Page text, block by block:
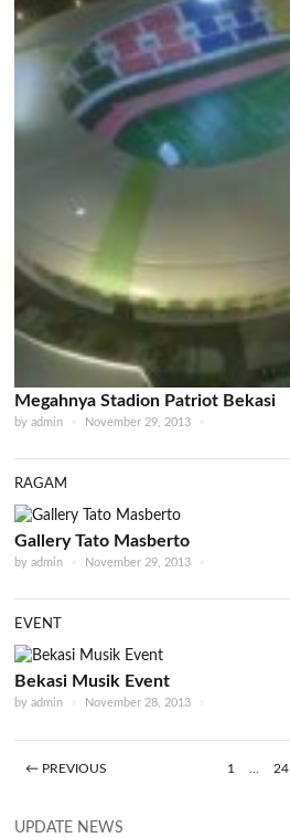
Megahnya Stadion Patriot Bekasi
byadmin × November 29, 2013 ×
RAGAM
Gallery Tato Masberto
byadmin × November 29, 2013 ×
EVENT
Bekasi Musik Event
byadmin × November 28, 2013 ×
← PREVIOUS 1 … 24
UPDATE NEWS